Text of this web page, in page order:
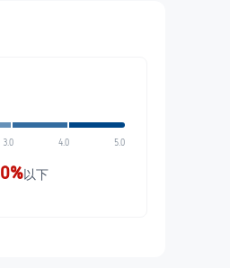
3.0 4.0 5.0
0%以下